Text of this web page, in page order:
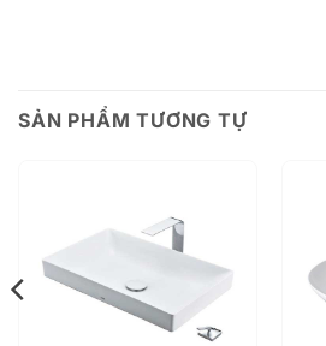
SẢN PHẨM TƯƠNG TỰ